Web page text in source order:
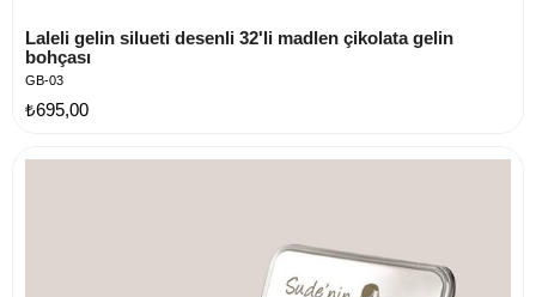
Laleli gelin silueti desenli 32'li madlen çikolata gelin
bohçası
GB-03
₺695,00